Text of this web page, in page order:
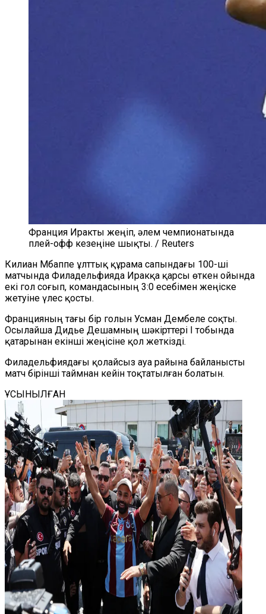
Франция Иракты жеңіп, әлем чемпионатында
плей-офф кезеңіне шықты. / Reuters
Килиан Мбаппе ұлттық құрама сапындағы 100-ші
матчында Филадельфияда Иракқа қарсы өткен ойында
екі гол соғып, командасының 3:0 есебімен жеңіске
жетуіне үлес қосты.
Францияның тағы бір голын Усман Дембеле соқты.
Осылайша Дидье Дешамның шәкірттері I тобында
қатарынан екінші жеңісіне қол жеткізді.
Филадельфиядағы қолайсыз ауа райына байланысты
матч бірінші таймнан кейін тоқтатылған болатын.
ҰСЫНЫЛҒАН